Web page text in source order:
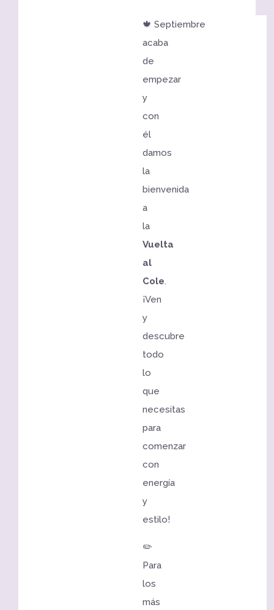
🍁 Septiembre
acaba
de
empezar
y
con
él
damos
la
bienvenida
a
la
Vuelta
al
Cole.
¡Ven
y
descubre
todo
lo
que
necesitas
para
comenzar
con
energía
y
estilo!
✏️
Para
los
más